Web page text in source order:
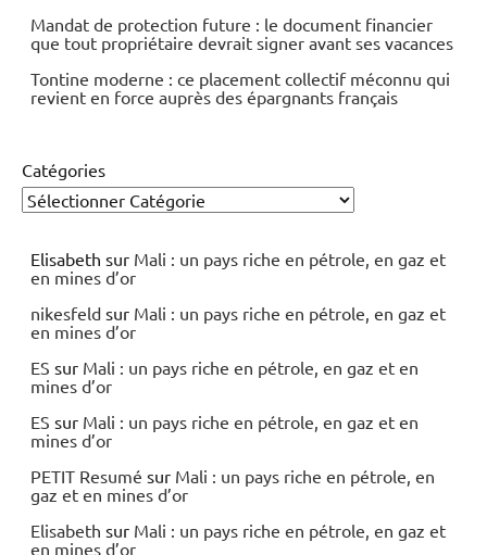
Mandat de protection future : le document financier
que tout propriétaire devrait signer avant ses vacances
Tontine moderne : ce placement collectif méconnu qui
revient en force auprès des épargnants français
Catégories
Elisabeth sur Mali : un pays riche en pétrole, en gaz et
en mines d’or
nikesfeld sur Mali : un pays riche en pétrole, en gaz et
en mines d’or
ES sur Mali : un pays riche en pétrole, en gaz et en
mines d’or
ES sur Mali : un pays riche en pétrole, en gaz et en
mines d’or
PETIT Resumé sur Mali : un pays riche en pétrole, en
gaz et en mines d’or
Elisabeth sur Mali : un pays riche en pétrole, en gaz et
en mines d’or